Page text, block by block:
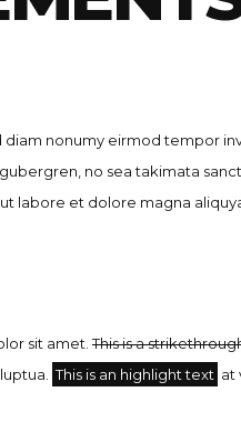
nonumy eirmod tempor
no sea takimata
labore et dolore magna
sit amet.This is a
This is an highlight text at